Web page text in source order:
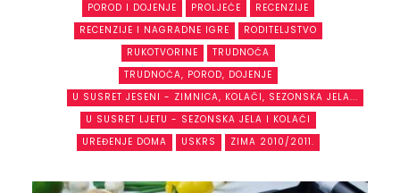
POROD I DOJENJE
PROLJEĆE
RECENZIJE
RECENZIJE I NAGRADNE IGRE
RODITELJSTVO
RUKOTVORINE
TRUDNOĆA
TRUDNOĆA, POROD, DOJENJE
U SUSRET JESENI - ZIMNICA, KOLAČI, SEZONSKA JELA...
U SUSRET LJETU - SEZONSKA JELA I KOLAČI
UREĐENJE DOMA
USKRS ZIMA 2010/2011.